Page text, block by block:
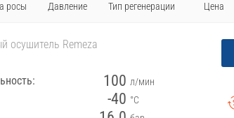
росы Давление Тип регенерации Цена
осушитель Remeza
100 л/мин
-40 °С